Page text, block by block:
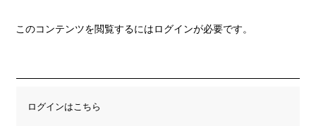
このコンテンツを閲覧するにはログインが必要です。
ログインはこちら